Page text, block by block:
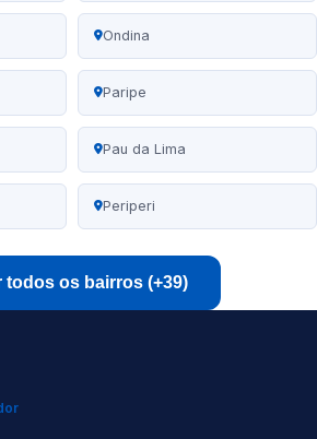
Ondina
Paripe
Pau da Lima
Periperi
todos os bairros (+39)